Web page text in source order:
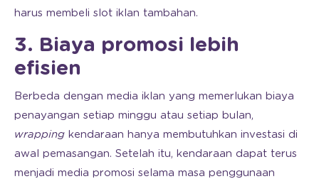
harus membeli slot iklan tambahan.
3. Biaya promosi lebih
efisien
Berbeda dengan media iklan yang memerlukan biaya
penayangan setiap minggu atau setiap bulan,
wrapping kendaraan hanya membutuhkan investasi di
awal pemasangan. Setelah itu, kendaraan dapat terus
menjadi media promosi selama masa penggunaan